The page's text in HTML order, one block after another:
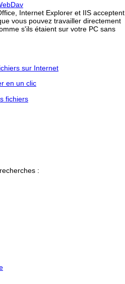
Internet Explorer et IIS acceptent
vous pouvez travailler directement
s'ils étaient sur votre PC sans
sur Internet
en un clic
fichiers
: